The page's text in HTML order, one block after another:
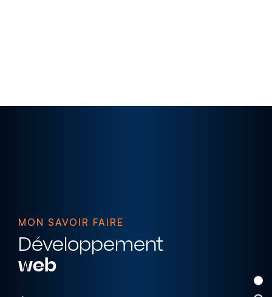
MON SAVOIR FAIRE
Développement
web